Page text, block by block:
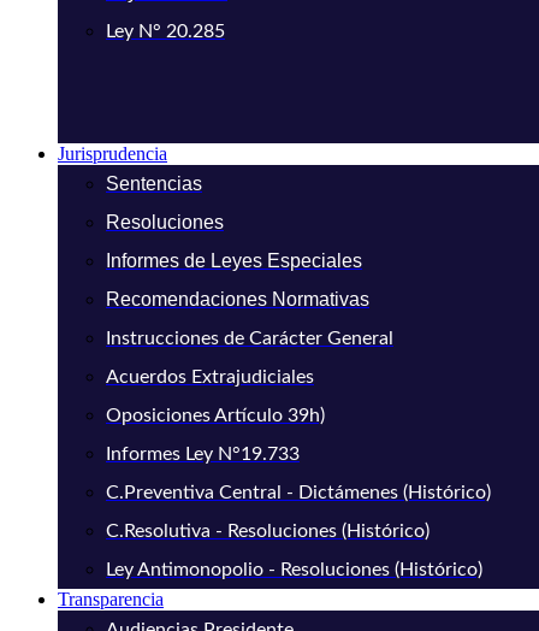
Ley N° 20.285
Jurisprudencia
Sentencias
Resoluciones
Informes de Leyes Especiales
Recomendaciones Normativas
Instrucciones de Carácter General
Acuerdos Extrajudiciales
Oposiciones Artículo 39h)
Informes Ley N°19.733
C.Preventiva Central - Dictámenes (Histórico)
C.Resolutiva - Resoluciones (Histórico)
Ley Antimonopolio - Resoluciones (Histórico)
Transparencia